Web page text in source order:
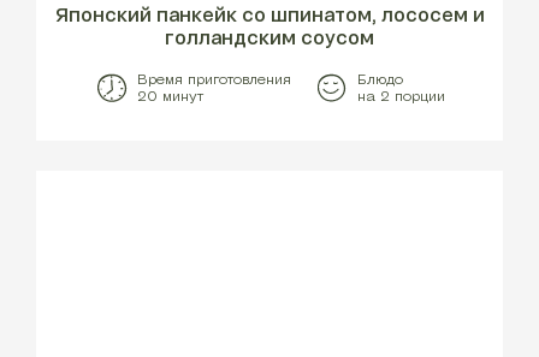
Японский панкейк со шпинатом, лососем и
голландским соусом
Время приготовления
20 минут
Блюдо
на 2 порции